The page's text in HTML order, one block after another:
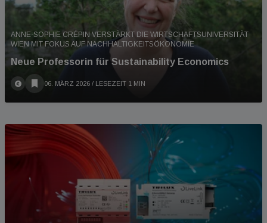
ANNE-SOPHIE CRÉPIN VERSTÄRKT DIE WIRTSCHAFTSUNIVERSITÄT
WIEN MIT FOKUS AUF NACHHALTIGKEITSÖKONOMIE
Neue Professorin für Sustainability Economics
06. MÄRZ 2026 / LESEZEIT 1 MIN